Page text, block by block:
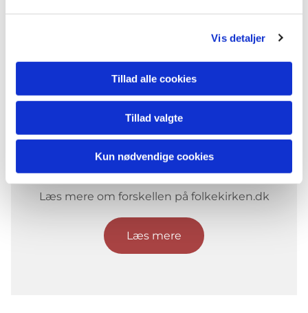
Vis detaljer
Tillad alle cookies
Tillad valgte
Kun nødvendige cookies
Begravelse og
bisættelse
Læs mere om forskellen på folkekirken.dk
Læs mere